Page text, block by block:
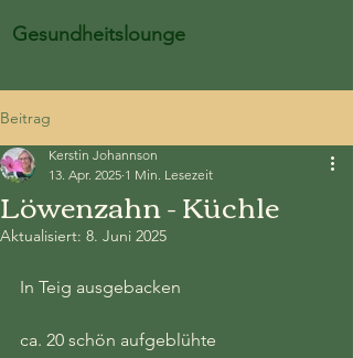
Gesundheitslounge
Beitrag
Löwenzahn - Küchle
Kerstin Johannson
13. Apr. 2025 1 Min. Lesezeit
Aktualisiert: 8. Juni 2025
In Teig ausgebacken
ca. 20 schön aufgeblühte